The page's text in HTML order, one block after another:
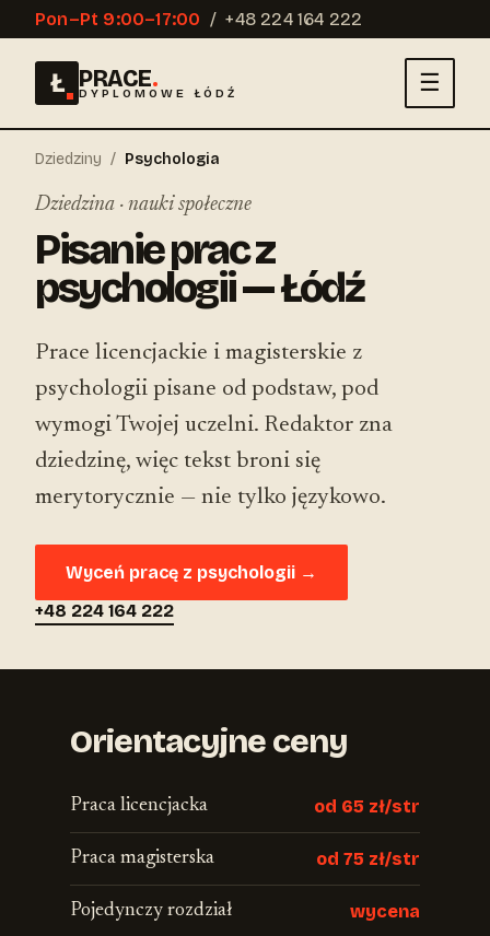
Pon–Pt 9:00–17:00 /+48 224 164 222
Ł PRACE.
DYPLOMOWE ŁÓDŹ ☰
Dziedziny / Psychologia
Dziedzina · nauki społeczne
Pisanie prac z
psychologii — Łódź
Prace licencjackie i magisterskie z
psychologii pisane od podstaw, pod
wymogi Twojej uczelni. Redaktor zna
dziedzinę, więc tekst broni się
merytorycznie — nie tylko językowo.
Wyceń pracę z psychologii →
+48 224 164 222
Orientacyjne ceny
Praca licencjacka od 65 zł/str
Praca magisterska od 75 zł/str
Pojedynczy rozdział wycena